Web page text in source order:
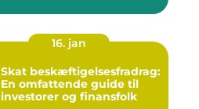
16. jan
Skat beskæftigelsesfradrag:
En omfattende guide til
investorer og finansfolk